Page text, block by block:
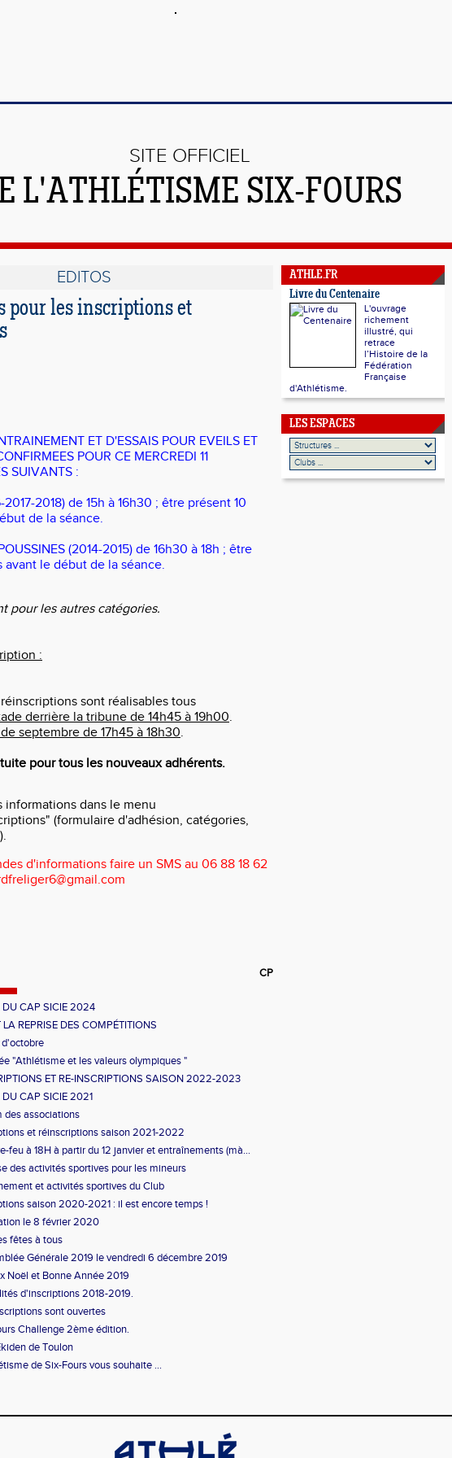
SITE OFFICIEL
L'ATHLÉTISME SIX-FOURS
EDITOS
pour les inscriptions et
ET D'ESSAIS POUR EVEILS ET
POUR CE MERCREDI 11
SUIVANTS :
2017-2018) de 15h à 16h30 ; être présent 10
de la séance.
(2014-2015) de 16h30 à 18h ; être
avant le début de la séance.
pour les autres catégories.
:
sont réalisables tous
derrière la tribune de 14h45 à 19h00.
septembre de 17h45 à 18h30.
pour tous les nouveaux adhérents.
dans le menu
(formulaire d'adhésion, catégories,
d'informations faire un SMS au 06 88 18 62
CP
DU CAP SICIE 2024
LA REPRISE DES COMPÉTITIONS
"Athlétisme et les valeurs olympiques "
ET RE-INSCRIPTIONS SAISON 2022-2023
DU CAP SICIE 2021
des associations
et réinscriptions saison 2021-2022
feu à 18H à partir du 12 janvier et entraînements (mà...
des activités sportives pour les mineurs
et activités sportives du Club
saison 2020-2021 : il est encore temps !
le 8 février 2020
fêtes à tous
Générale 2019 le vendredi 6 décembre 2019
Noël et Bonne Année 2019
d'inscriptions 2018-2019.
sont ouvertes
Challenge 2ème édition.
de Toulon
de Six-Fours vous souhaite ...
ATHLE.FR
Livre du Centenaire
L'ouvrage
richement
illustré, qui
retrace
l’Histoire de la
Fédération
Française
d'Athlétisme.
LES ESPACES